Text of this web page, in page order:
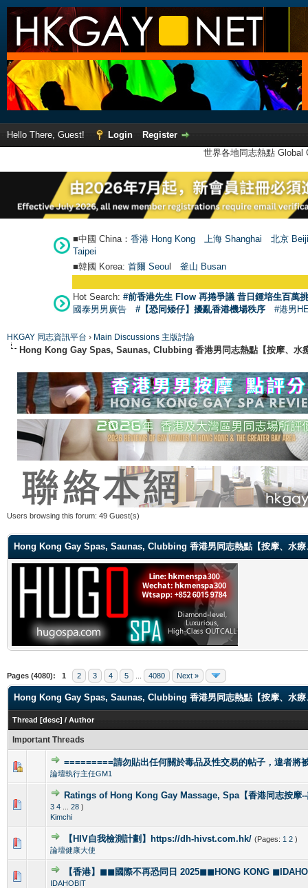
Hello There, Guest! Login
Register
世界各地同志熱點
■中國 China： 香港 Hong Kong 上海 Shanghai
北京
Taipei
■韓國 Korea: 首爾 Seoul 釜山 Busan
Hot Search: #前香港先生 Flow 再捲爭議 昔日鍾培生百萬
國泰男男廣告
#【恐同矮仔】擾亂香港機場秩序 #港男
HKGAY 同志資訊平台 › Main Discussions 主版討論
Hong Kong Gay Spas, Saunas, Clubbing 香港男同志熱點【按摩、水
Users browsing this forum: 49 Guest(s)
Hong Kong Gay Spas, Saunas, Clubbing 香港男同志熱點【按摩、水
Pages (4080): 1 2 3 4 5 4080 Next »
Hong Kong Gay Spas, Saunas, Clubbing 香港男同志熱點【按摩、水療
Thread [desc] / Author
Important Threads
=========請勿貼出任何關於毒品及性交易的帖子，違者將
論壇執行主任GM1
1 Vote(s) - 4 out of 5 in Average
12345
Ratings of Hong Kong Gay Massage, Spa【香港同志按摩
3 4 28 )
Kimchi
1 Vote(s) - 5 out of 5 in Average
2 5
【HIV自我檢測計劃】https://dh-hivst.com.hk/ (Pages: 1 2 )
論壇健康大使
0 Vote(s) - 0 out of 5 in Average
12345
【香港】◼◼國際不再恐同日 2025◼◼HONG KONG
IDAHOBIT
0 Vote(s) - 0 out of 5 in Average
12345